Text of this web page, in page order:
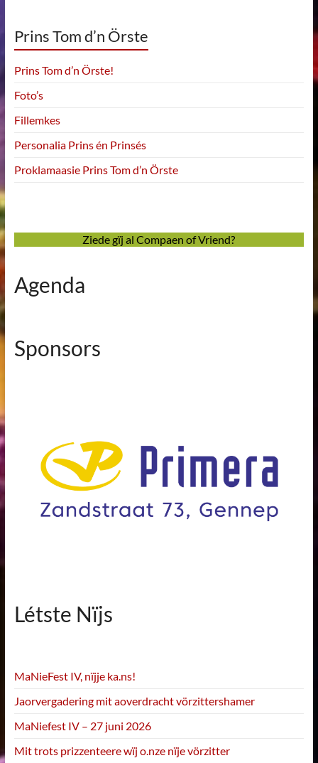
Prins Tom d’n Örste
Prins Tom d’n Örste!
Foto’s
Fillemkes
Personalia Prins én Prinsés
Proklamaasie Prins Tom d’n Örste
Ziede gïj al Compaen of Vriend?
Agenda
Sponsors
Létste Nïjs
MaNieFest IV, nïjje ka.ns!
Jaorvergadering mit aoverdracht vörzittershamer
MaNiefest IV – 27 juni 2026
Mit trots prizzenteere wïj o.nze nïje vörzitter